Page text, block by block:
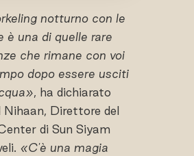
notturno con le
è una di quelle rare
che rimane con voi
dopo essere usciti
, ha dichiarato
Nihaan, Direttore del
di Sun Siyam
«C'è una magia